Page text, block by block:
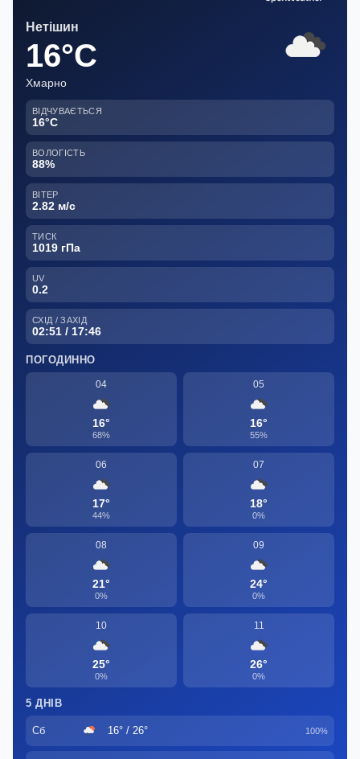
Нетішин
16°C
Хмарно
ВІДЧУВАЄТЬСЯ
16°C
ВОЛОГІСТЬ
88%
ВІТЕР
2.82 м/с
ТИСК
1019 гПа
UV
0.2
СХІД / ЗАХІД
02:51 / 17:46
ПОГОДИННО
04
16°
68%
05
16°
55%
06
17°
44%
07
18°
0%
08
21°
0%
09
24°
0%
10
25°
0%
11
26°
0%
5 ДНІВ
Сб 16° / 26° 100%